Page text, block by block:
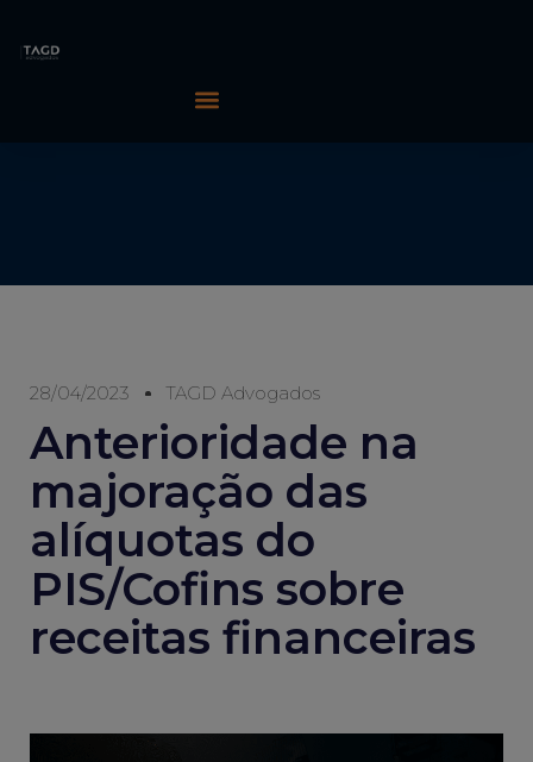
28/04/2023 TAGD Advogados
Anterioridade na
majoração das
alíquotas do
PIS/Cofins sobre
receitas financeiras